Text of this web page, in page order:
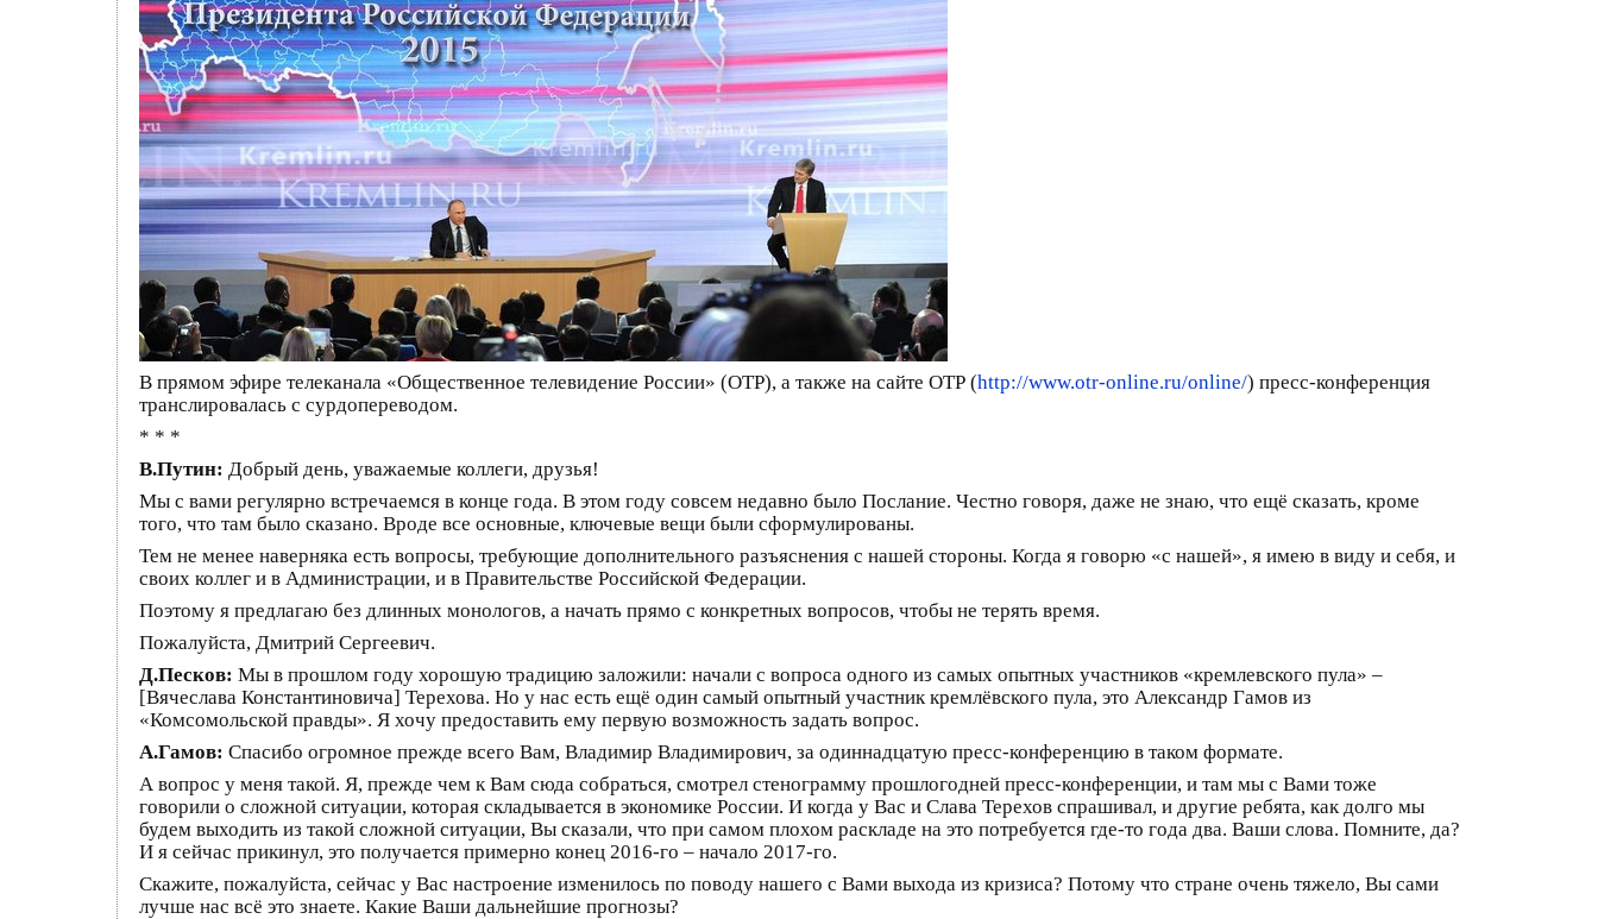
В прямом эфире телеканала «Общественное телевидение России» (ОТР), а также на сайте ОТР (http://www.otr-online.ru/online/) пресс-конференция
транслировалась с сурдопереводом.
* * *
В.Путин: Добрый день, уважаемые коллеги, друзья!
Мы с вами регулярно встречаемся в конце года. В этом году совсем недавно было Послание. Честно говоря, даже не знаю, что ещё сказать, кроме
того, что там было сказано. Вроде все основные, ключевые вещи были сформулированы.
Тем не менее наверняка есть вопросы, требующие дополнительного разъяснения с нашей стороны. Когда я говорю «с нашей», я имею в виду и себя, и
своих коллег и в Администрации, и в Правительстве Российской Федерации.
Поэтому я предлагаю без длинных монологов, а начать прямо с конкретных вопросов, чтобы не терять время.
Пожалуйста, Дмитрий Сергеевич.
Д.Песков: Мы в прошлом году хорошую традицию заложили: начали с вопроса одного из самых опытных участников «кремлевского пула» –
[Вячеслава Константиновича] Терехова. Но у нас есть ещё один самый опытный участник кремлёвского пула, это Александр Гамов из
«Комсомольской правды». Я хочу предоставить ему первую возможность задать вопрос.
А.Гамов: Спасибо огромное прежде всего Вам, Владимир Владимирович, за одиннадцатую пресс-конференцию в таком формате.
А вопрос у меня такой. Я, прежде чем к Вам сюда собраться, смотрел стенограмму прошлогодней пресс-конференции, и там мы с Вами тоже
говорили о сложной ситуации, которая складывается в экономике России. И когда у Вас и Слава Терехов спрашивал, и другие ребята, как долго мы
будем выходить из такой сложной ситуации, Вы сказали, что при самом плохом раскладе на это потребуется где‑то года два. Ваши слова. Помните, да?
И я сейчас прикинул, это получается примерно конец 2016‑го – начало 2017‑го.
Скажите, пожалуйста, сейчас у Вас настроение изменилось по поводу нашего с Вами выхода из кризиса? Потому что стране очень тяжело, Вы сами
лучше нас всё это знаете. Какие Ваши дальнейшие прогнозы?